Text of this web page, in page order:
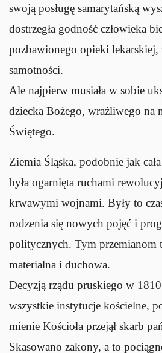
swoją posługę samarytańską
dostrzegła godność człowieka
pozbawionego opieki lekarskiej,
samotności.
Ale najpierw musiała w sobie
dziecka Bożego, wrażliwego na
Świętego.
Ziemia Śląska, podobnie jak
była ogarnięta ruchami
krwawymi wojnami. Były to
rodzenia się nowych pojęć i
politycznych. Tym przemianom
materialna i duchowa.
Decyzją rządu pruskiego w
wszystkie instytucje kościelne,
mienie Kościoła przejął skarb
Skasowano zakony, a to